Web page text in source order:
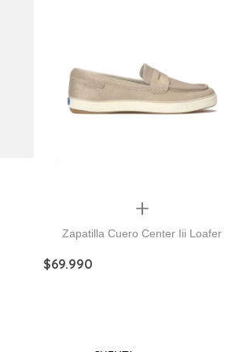
Quickview
Zapatilla Cuero Center Iii Loafer
$69.990